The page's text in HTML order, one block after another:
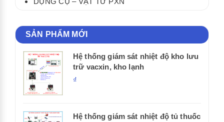
SẢN PHẨM MỚI
Hệ thống giám sát nhiệt độ kho lưu
trữ vacxin, kho lạnh
₫
Hệ thống giám sát nhiệt độ tủ thuốc